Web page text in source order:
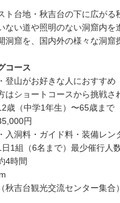
ト台地・秋吉台の下に広がる
ない道や照明のない洞窟内を
洞窟を、国内外の様々な洞窟
コース
登山がお好きな人におすすめ
ショートコースから挑戦さ
歳（中学1年生）〜65歳まで
円
入洞料・ガイド料・装備レ
1組（6名まで）最少催行人
4時間
秋吉台観光交流センター集合